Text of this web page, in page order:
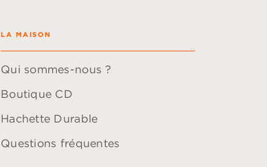
LA MAISON
Qui sommes-nous ?
Boutique CD
Hachette Durable
Questions fréquentes